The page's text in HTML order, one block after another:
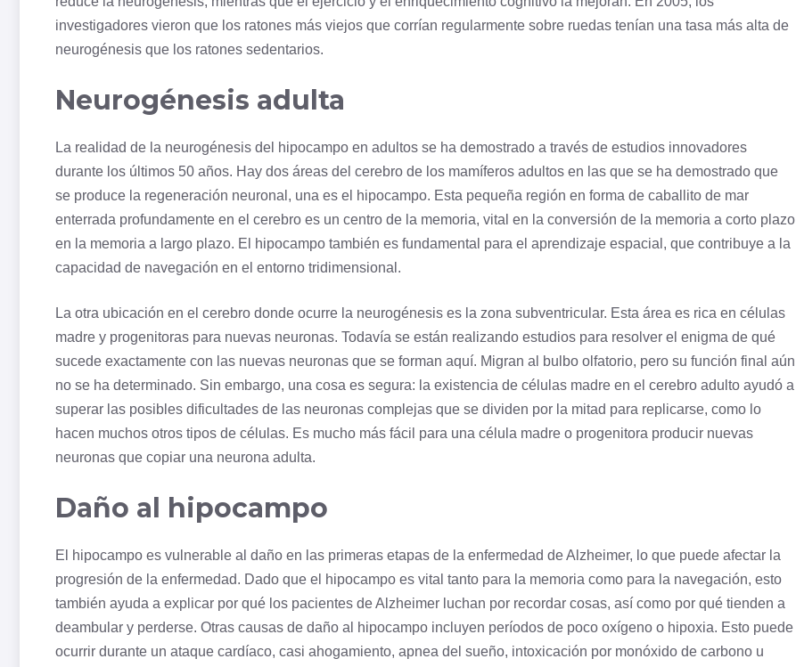
investigadores vieron que los ratones más viejos que corrían regularmente sobre ruedas tenían una tasa más alta de
neurogénesis que los ratones sedentarios.
Neurogénesis adulta
La realidad de la neurogénesis del hipocampo en adultos se ha demostrado a través de estudios innovadores
durante los últimos 50 años. Hay dos áreas del cerebro de los mamíferos adultos en las que se ha demostrado que
se produce la regeneración neuronal, una es el hipocampo. Esta pequeña región en forma de caballito de mar
enterrada profundamente en el cerebro es un centro de la memoria, vital en la conversión de la memoria a corto plazo
en la memoria a largo plazo. El hipocampo también es fundamental para el aprendizaje espacial, que contribuye a la
capacidad de navegación en el entorno tridimensional.
La otra ubicación en el cerebro donde ocurre la neurogénesis es la zona subventricular. Esta área es rica en células
madre y progenitoras para nuevas neuronas. Todavía se están realizando estudios para resolver el enigma de qué
sucede exactamente con las nuevas neuronas que se forman aquí. Migran al bulbo olfatorio, pero su función final aún
no se ha determinado. Sin embargo, una cosa es segura: la existencia de células madre en el cerebro adulto ayudó a
superar las posibles dificultades de las neuronas complejas que se dividen por la mitad para replicarse, como lo
hacen muchos otros tipos de células. Es mucho más fácil para una célula madre o progenitora producir nuevas
neuronas que copiar una neurona adulta.
Daño al hipocampo
El hipocampo es vulnerable al daño en las primeras etapas de la enfermedad de Alzheimer, lo que puede afectar la
progresión de la enfermedad. Dado que el hipocampo es vital tanto para la memoria como para la navegación, esto
también ayuda a explicar por qué los pacientes de Alzheimer luchan por recordar cosas, así como por qué tienden a
deambular y perderse. Otras causas de daño al hipocampo incluyen períodos de poco oxígeno o hipoxia. Esto puede
ocurrir durante un ataque cardíaco, casi ahogamiento, apnea del sueño, intoxicación por monóxido de carbono u